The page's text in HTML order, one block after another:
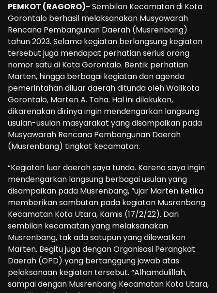
PEMKOT (RAGORO)- Sembilan Kecamatan di Kota
Gorontalo berhasil melaksanakan Musyawarah
Rencana Pembangunan Daerah (Musrenbang)
tahun 2023. Selama kegiatan berlangsung kegiatan
tersebut juga mendapat perhatian serius orang
nomor satu di Kota Gorontalo. Bentik perhatian
Marten, hingga berbagai kegiatan dan agenda
pemerintahan diluar daerah ditunda oleh Walikota
Gorontalo, Marten A. Taha. Hal ini dilakukan,
dikarenakan dirinya ingin mendengarkan langsung
usulan-usulan masyarakat yang disampaikan pada
Musyawarah Rencana Pembangunan Daerah
(Musrenbang) tingkat kecamatan.
“Kegiatan luar daerah saya tunda. Karena saya ingin
mendengarkan langsung berbagai usulan yang
disampaikan pada Musrenbang, “ujar Marten ketika
memberikan sambutan pada kegiatan Musrenbang
Kecamatan Kota Utara, Kamis (17/2/22). Dari
sembilan kecamatan yang melaksanakan
Musrenbang, tak ada satupun yang dilewatkan
Marten. Begitu juga dengan Organisasi Perangkat
Daerah (OPD) yang bertanggung jawab atas
pelaksanaan kegiatan tersebut. “Alhamdulillah,
sampai dengan Musrenbang Kecamatan Kota Utara,